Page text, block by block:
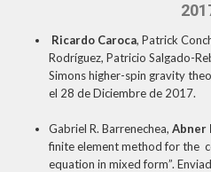
Ricardo Caroca, Patrick
Rodríguez, Patricio Salgado-
Simons higher-spin gravity
el 28 de Diciembre de 2017.
Gabriel R. Barrenechea, Abner
finite element method for the
equation in mixed form”.